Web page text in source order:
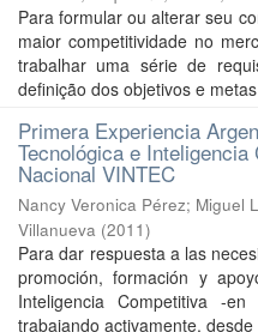
Para formular ou alterar seu
maior competitividade no
trabalhar uma série de
definição dos objetivos e
Primera Experiencia
Tecnológica e
Nacional VINTEC
Nancy Veronica Pérez; Miguel
Villanueva (2011)
Para dar respuesta a las
promoción, formación y
Inteligencia Competitiva -
trabajando activamente,